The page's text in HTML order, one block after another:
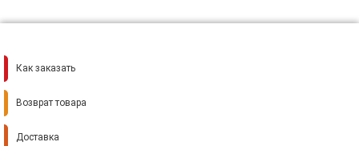
Как заказать
Возврат товара
Доставка